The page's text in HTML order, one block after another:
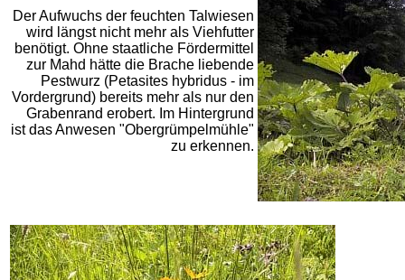
Der Aufwuchs der feuchten Talwiesen
wird längst nicht mehr als Viehfutter
benötigt. Ohne staatliche Fördermittel
zur Mahd hätte die Brache liebende
Pestwurz (Petasites hybridus - im
Vordergrund) bereits mehr als nur den
Grabenrand erobert. Im Hintergrund
ist das Anwesen "Obergrümpelmühle"
zu erkennen.